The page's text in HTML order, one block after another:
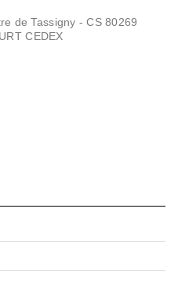
de Tassigny - CS 80269
CEDEX